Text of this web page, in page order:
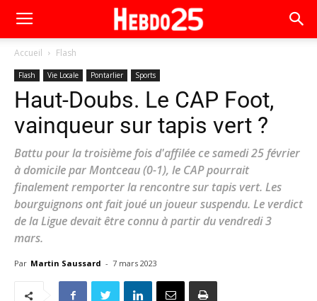
Accueil Flash
Flash Vie Locale Pontarlier Sports
Haut-Doubs. Le CAP Foot,
vainqueur sur tapis vert ?
Battu pour la troisième fois d'affilée ce samedi 25 février
à domicile par Montceau (0-1), le CAP pourrait
finalement remporter la rencontre sur tapis vert. Les
bourguignons ont fait joué un joueur suspendu. Le verdict
de la Ligue devait être connu à partir du vendredi 3
mars.
Par Martin Saussard - 7 mars 2023